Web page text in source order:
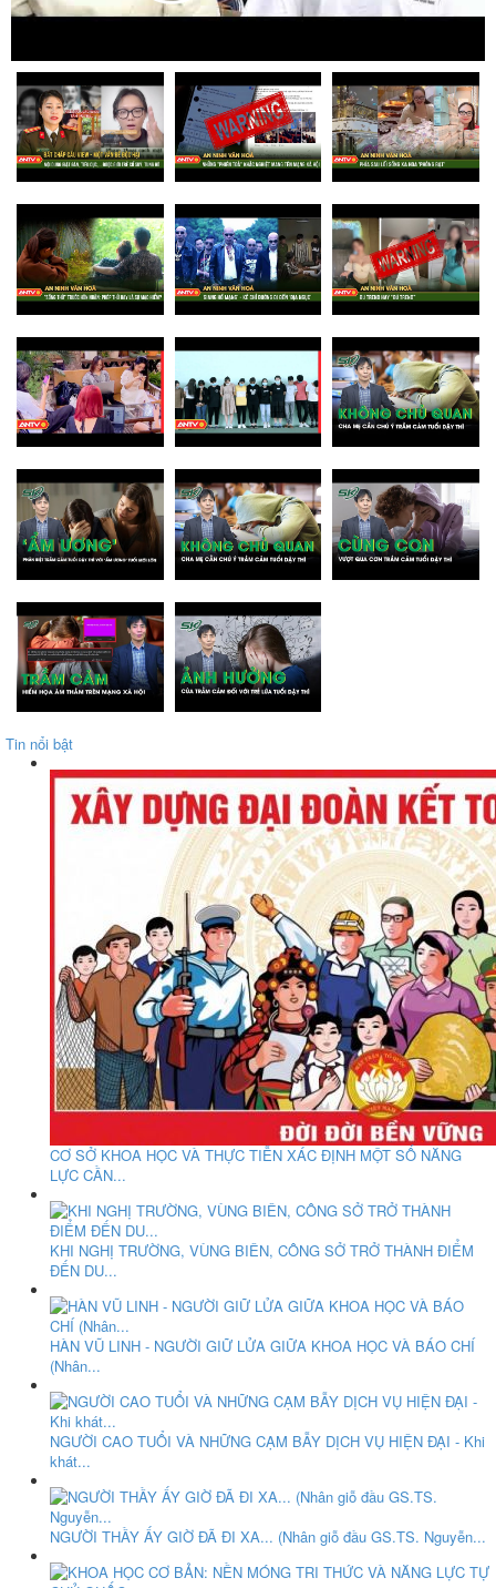
Tin nổi bật
CƠ SỞ KHOA HỌC VÀ THỰC TIỄN XÁC ĐỊNH MỘT SỐ NĂNG
LỰC CẦN...
KHI NGHỊ TRƯỜNG, VÙNG BIÊN, CÔNG SỞ TRỞ THÀNH ĐIỂM
ĐẾN DU...
HÀN VŨ LINH - NGƯỜI GIỮ LỬA GIỮA KHOA HỌC VÀ BÁO CHÍ
(Nhân...
NGƯỜI CAO TUỔI VÀ NHỮNG CẠM BẪY DỊCH VỤ HIỆN ĐẠI - Khi
khát...
NGƯỜI THẦY ẤY GIỜ ĐÃ ĐI XA... (Nhân giỗ đầu GS.TS. Nguyễn...